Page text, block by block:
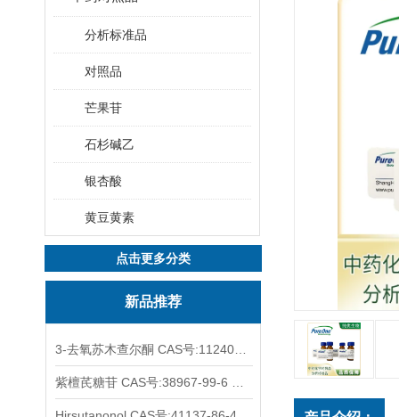
分析标准品
对照品
芒果苷
石杉碱乙
银杏酸
黄豆黄素
点击更多分类
新品推荐